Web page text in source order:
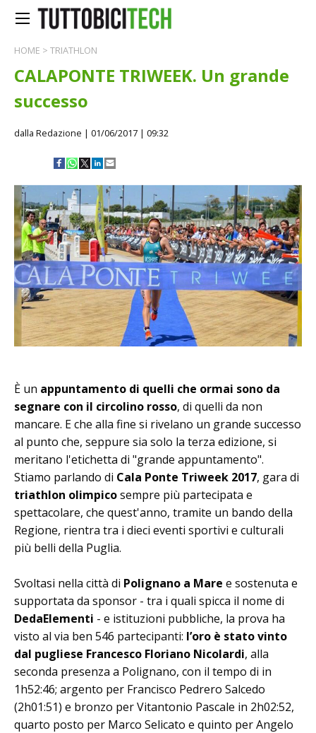
HOME > TRIATHLON
CALAPONTE TRIWEEK. Un grande
successo
dalla Redazione | 01/06/2017 | 09:32
È un appuntamento di quelli che ormai sono da
segnare con il circolino rosso, di quelli da non
mancare. E che alla fine si rivelano un grande successo
al punto che, seppure sia solo la terza edizione, si
meritano l'etichetta di "grande appuntamento".
Stiamo parlando di Cala Ponte Triweek 2017, gara di
triathlon olimpicosempre più partecipata e
spettacolare, che quest'anno, tramite un bando della
Regione, rientra tra i dieci eventi sportivi e culturali
più belli della Puglia.
Svoltasi nella città di Polignano a Mare e sostenuta e
supportata da sponsor - tra i quali spicca il nome di
DedaElementi - e istituzioni pubbliche, la prova ha
visto al via ben 546 partecipanti: l’oro è stato vinto
dal pugliese Francesco Floriano Nicolardi, alla
seconda presenza a Polignano, con il tempo di in
1h52:46; argento per Francisco Pedrero Salcedo
(2h01:51) e bronzo per Vitantonio Pascale in 2h02:52,
quarto posto per Marco Selicato e quinto per Angelo